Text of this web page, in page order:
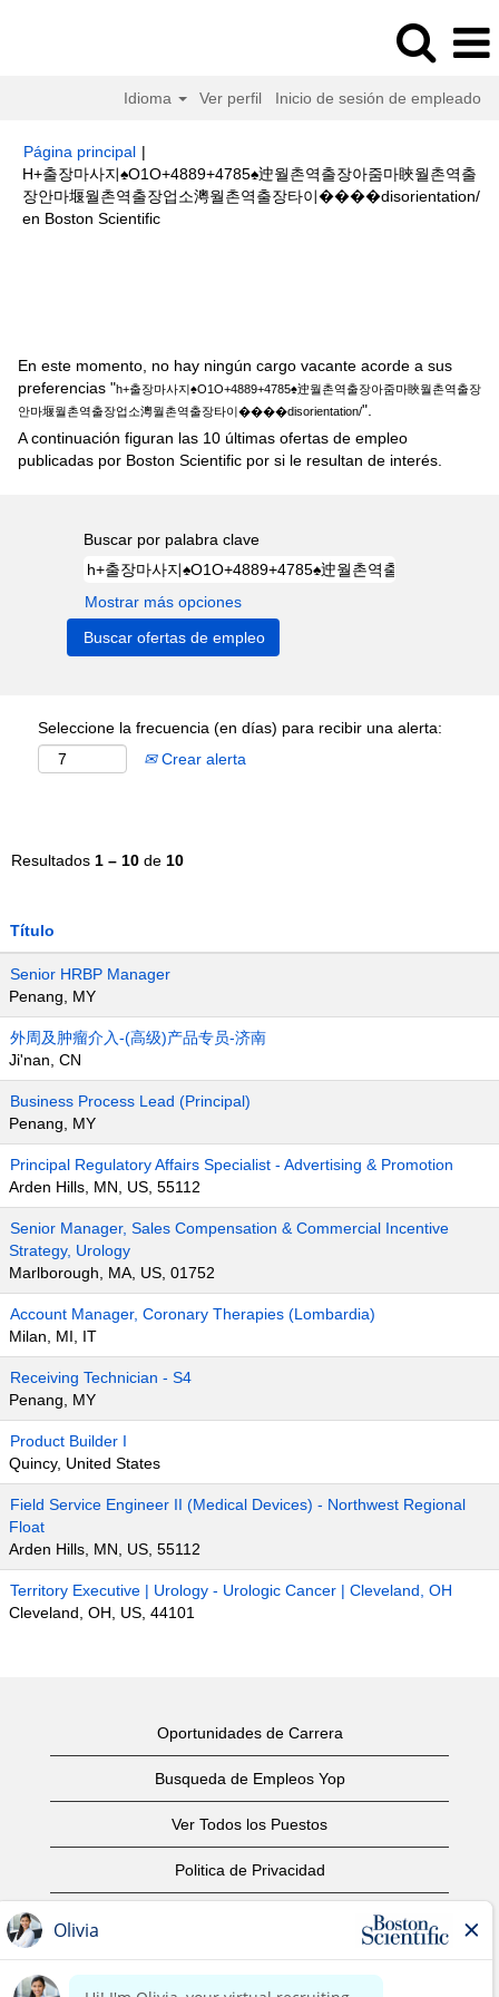
Idioma Ver perfil Inicio de sesión de empleado
Página principal |
H+출장마사지♠O1O+4889+4785♠迚월촌역출장아줌마䀹월촌역출
장안마堰월촌역출장업소澚월촌역출장타이����disorientation/
en Boston Scientific(página
En este momento, no hay ningún cargo vacante acorde a sus
preferencias "h+출장마사지♠O1O+4889+4785♠迚월촌역출장아줌마䀹월촌역출장
안마堰월촌역출장업소澚월촌역출장타이����disorientation/".
A continuación figuran las 10 últimas ofertas de empleo
publicadas por Boston Scientific por si le resultan de interés.
Buscar por palabra clave
Mostrar más opciones
Seleccione la frecuencia (en días) para recibir una alerta:
Crear alerta
Resultados 1 – 10 de 10
Título
Senior HRBP Manager
Penang, MY
外周及肿瘤介入-(高级)产品专员-济南
Ji'nan, CN
Business Process Lead (Principal)
Penang, MY
Principal Regulatory Affairs Specialist - Advertising & Promotion
Arden Hills, MN, US, 55112
Senior Manager, Sales Compensation & Commercial Incentive
Strategy, Urology
Marlborough, MA, US, 01752
Account Manager, Coronary Therapies (Lombardia)
Milan, MI, IT
Receiving Technician - S4
Penang, MY
Product Builder I
Quincy, United States
Field Service Engineer II (Medical Devices) - Northwest Regional
Float
Arden Hills, MN, US, 55112
Territory Executive | Urology - Urologic Cancer | Cleveland, OH
Cleveland, OH, US, 44101
Oportunidades de Carrera
Busqueda de Empleos Yop
Ver Todos los Puestos
Politica de Privacidad
Aviso de Derechos de Autor